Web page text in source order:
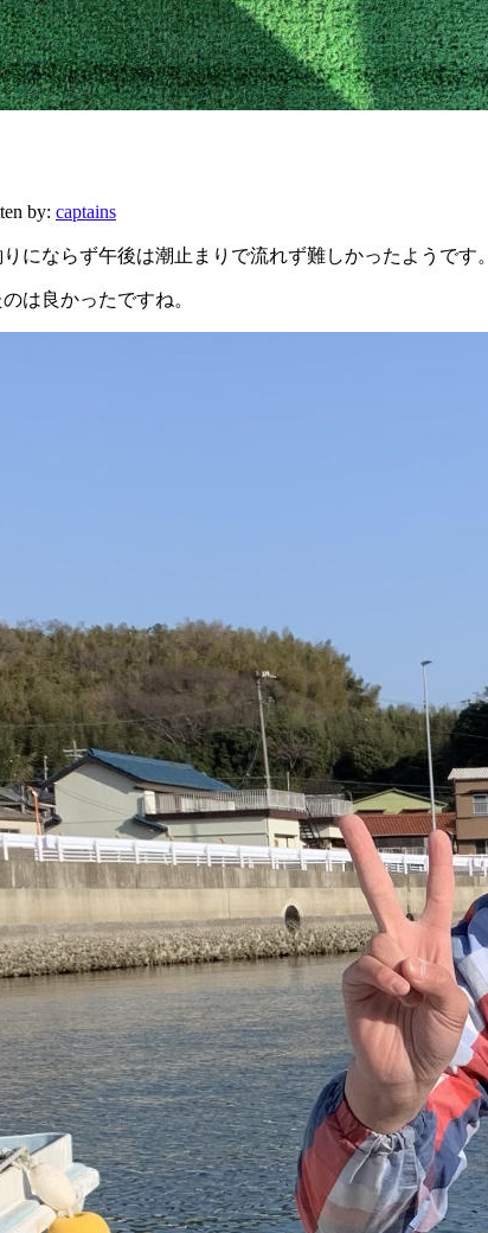
by: captains
にならず午後は潮止まりで流れず難しかったようです。
は良かったですね。